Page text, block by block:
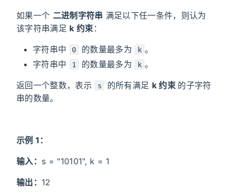
如果一个 二进制字符串 满足以下任一条件，则认为
该字符串满足 k 约束 ：
字符串中 0 的数量最多为 k 。
字符串中
1 的数量最多为 k 。
返回一个整数，表示 s 的所有满足 k 约束 的子字符
串的数量。
示例 1：
输入： s = "10101", k = 1
输出： 12